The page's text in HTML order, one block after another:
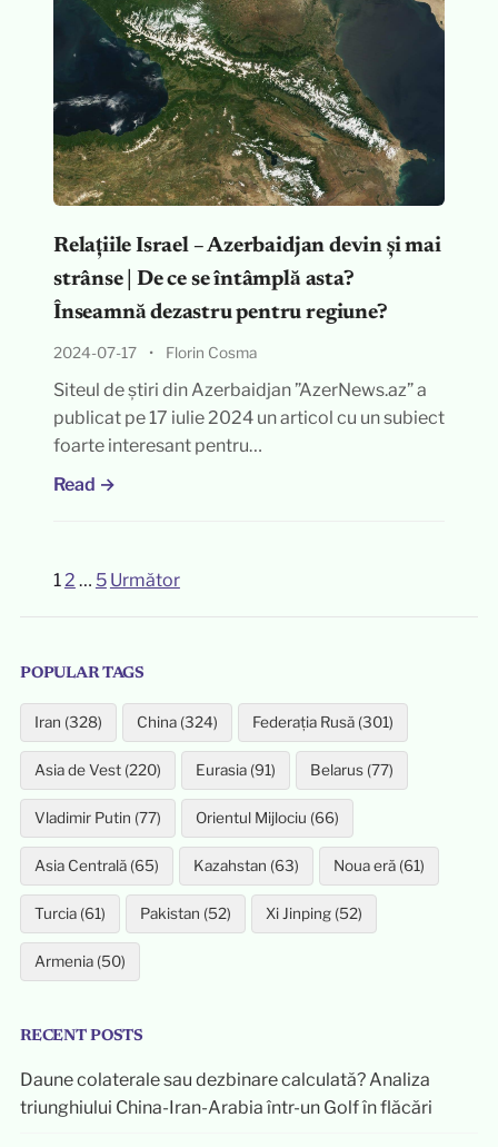
Relațiile Israel – Azerbaidjan devin și mai
strânse | De ce se întâmplă asta?
Înseamnă dezastru pentru regiune?
2024-07-17 • Florin Cosma
Siteul de știri din Azerbaidjan ”AzerNews.az” a
publicat pe 17 iulie 2024 un articol cu un subiect
foarte interesant pentru…
Read →
Paginație
12 … 5 Următor
POPULAR TAGS
Iran (328) China (324) Federația Rusă (301)
Asia de Vest (220) Eurasia (91) Belarus (77)
Vladimir Putin (77) Orientul Mijlociu (66)
Asia Centrală (65) Kazahstan (63) Noua eră (61)
Turcia (61) Pakistan (52) Xi Jinping (52)
Armenia (50)
RECENT POSTS
Daune colaterale sau dezbinare calculată? Analiza
triunghiului China-Iran-Arabia într-un Golf în flăcări